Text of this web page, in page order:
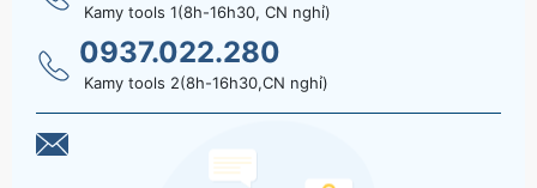
Kamy tools 1(8h-16h30, CN nghỉ)
0937.022.280
Kamy tools 2(8h-16h30,CN nghỉ)